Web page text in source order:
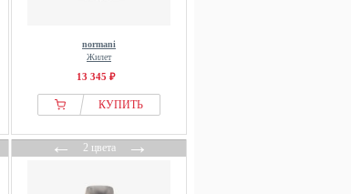
normani
Жилет
13 345 ₽
КУПИТЬ
←2 цвета→